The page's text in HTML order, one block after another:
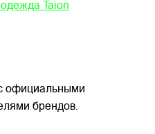
Taion
официальными
брендов.